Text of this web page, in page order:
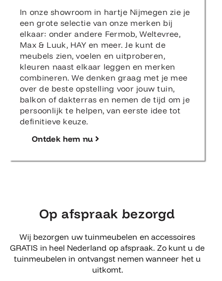
In onze showroom in hartje Nijmegen zie je
een grote selectie van onze merken bij
elkaar: onder andere Fermob, Weltevree,
Max & Luuk, HAY en meer. Je kunt de
meubels zien, voelen en uitproberen,
kleuren naast elkaar leggen en merken
combineren. We denken graag met je mee
over de beste opstelling voor jouw tuin,
balkon of dakterras en nemen de tijd om je
persoonlijk te helpen, van eerste idee tot
definitieve keuze.
Ontdek hem nu
Op afspraak bezorgd
Wij bezorgen uw tuinmeubelen en accessoires
GRATIS in heel Nederland op afspraak. Zo kunt u de
tuinmeubelen in ontvangst nemen wanneer het u
uitkomt.